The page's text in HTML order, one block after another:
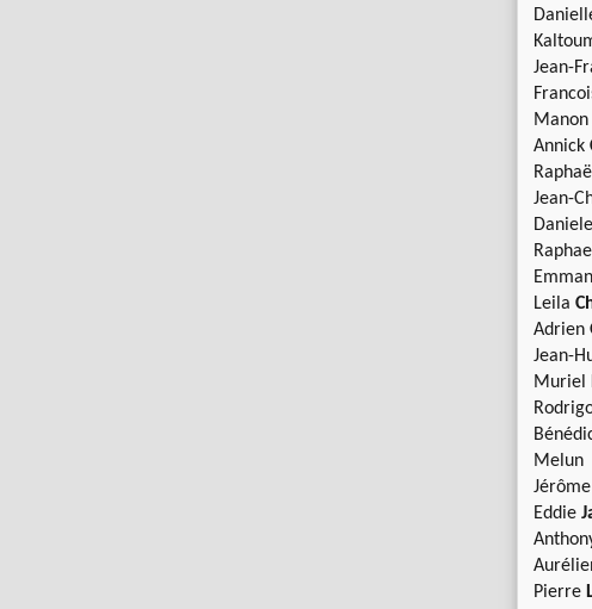
Jean-
Manon
Annick
Raphaël
Jean-
Daniele
Raphael
Leila
Adrien
Jean-
Muriel
Melun
Jérôme
Eddie
Pierre